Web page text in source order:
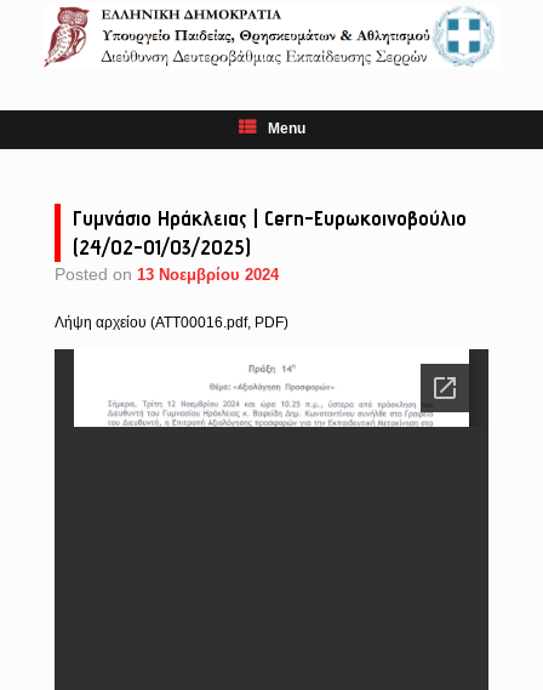
content
Menu
Γυμνάσιο Ηράκλειας | Cern-Ευρωκοινοβούλιο
(24/02-01/03/2025)
Posted on 13 Νοεμβρίου 2024
Λήψη αρχείου (ATT00016.pdf, PDF)